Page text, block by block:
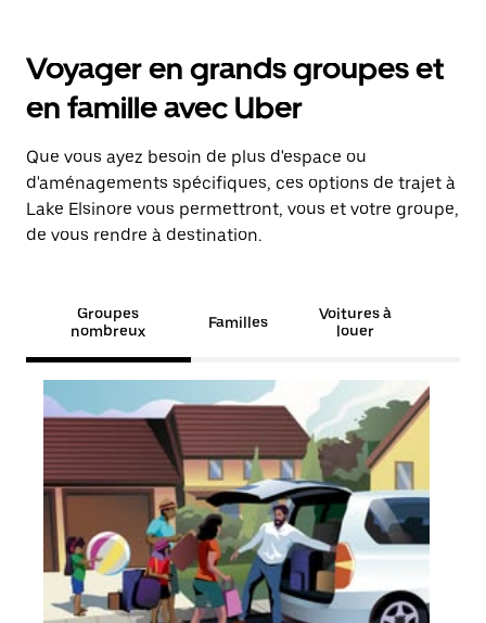
Voyager en grands groupes et
en famille avec Uber
Que vous ayez besoin de plus d'espace ou
d'aménagements spécifiques, ces options de trajet à
Lake Elsinore vous permettront, vous et votre groupe,
de vous rendre à destination.
Groupes
nombreux
Familles
Voitures à
louer